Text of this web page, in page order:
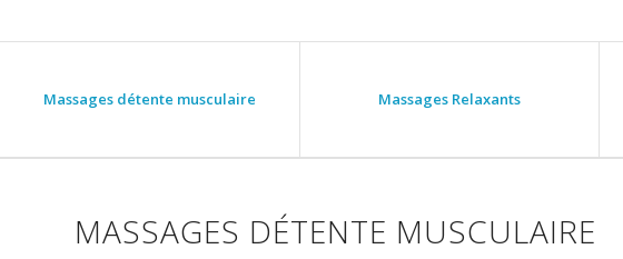
Massages détente musculaire Massages Relaxants
MASSAGES DÉTENTE MUSCULAIRE